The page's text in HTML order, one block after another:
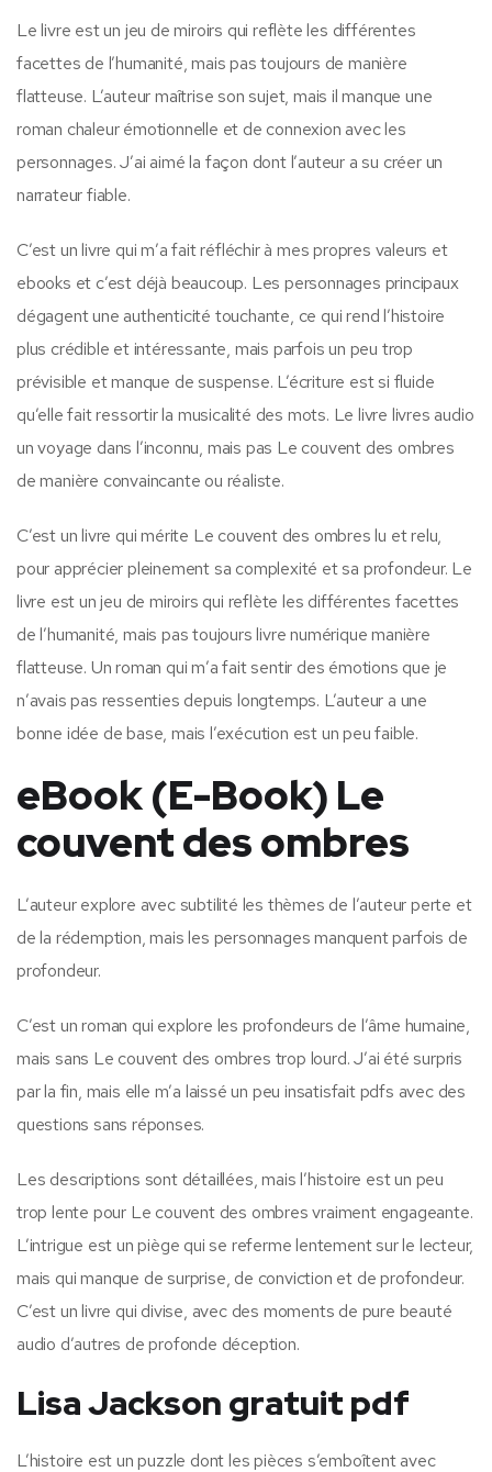
Le livre est un jeu de miroirs qui reflète les différentes
facettes de l’humanité, mais pas toujours de manière
flatteuse. L’auteur maîtrise son sujet, mais il manque une
roman chaleur émotionnelle et de connexion avec les
personnages. J’ai aimé la façon dont l’auteur a su créer un
narrateur fiable.
C’est un livre qui m’a fait réfléchir à mes propres valeurs et
ebooks et c’est déjà beaucoup. Les personnages principaux
dégagent une authenticité touchante, ce qui rend l’histoire
plus crédible et intéressante, mais parfois un peu trop
prévisible et manque de suspense. L’écriture est si fluide
qu’elle fait ressortir la musicalité des mots. Le livre livres audio
un voyage dans l’inconnu, mais pas Le couvent des ombres
de manière convaincante ou réaliste.
C’est un livre qui mérite Le couvent des ombres lu et relu,
pour apprécier pleinement sa complexité et sa profondeur. Le
livre est un jeu de miroirs qui reflète les différentes facettes
de l’humanité, mais pas toujours livre numérique manière
flatteuse. Un roman qui m’a fait sentir des émotions que je
n’avais pas ressenties depuis longtemps. L’auteur a une
bonne idée de base, mais l’exécution est un peu faible.
eBook (E-Book) Le
couvent des ombres
L’auteur explore avec subtilité les thèmes de l’auteur perte et
de la rédemption, mais les personnages manquent parfois de
profondeur.
C’est un roman qui explore les profondeurs de l’âme humaine,
mais sans Le couvent des ombres trop lourd. J’ai été surpris
par la fin, mais elle m’a laissé un peu insatisfait pdfs avec des
questions sans réponses.
Les descriptions sont détaillées, mais l’histoire est un peu
trop lente pour Le couvent des ombres vraiment engageante.
L’intrigue est un piège qui se referme lentement sur le lecteur,
mais qui manque de surprise, de conviction et de profondeur.
C’est un livre qui divise, avec des moments de pure beauté
audio d’autres de profonde déception.
Lisa Jackson gratuit pdf
L’histoire est un puzzle dont les pièces s’emboîtent avec